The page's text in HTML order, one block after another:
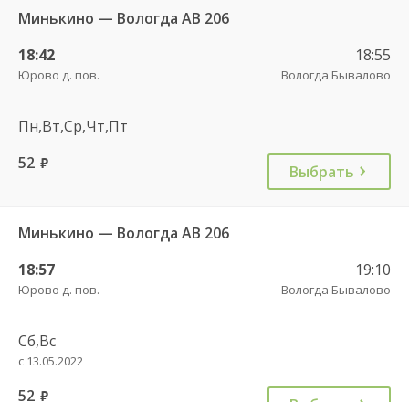
Минькино — Вологда АВ 206
18:42
Юрово д. пов.
18:55
Вологда Бывалово
Пн,Вт,Ср,Чт,Пт
52 руб. Выбрать
Минькино — Вологда АВ 206
18:57
Юрово д. пов.
19:10
Вологда Бывалово
Сб,Вс
с 13.05.2022
52 руб.